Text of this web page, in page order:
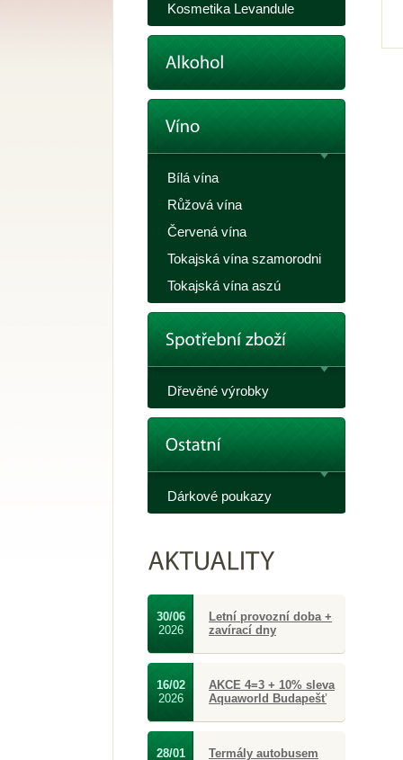
Kosmetika Levandule
Bílá vína
Růžová vína
Červená vína
Tokajská vína szamorodni
Tokajská vína aszú
Dřevěné výrobky
Dárkové poukazy
30/06
2026
Letní provozní doba +
zavírací dny
16/02
2026
AKCE 4=3 + 10% sleva
Aquaworld Budapešť
28/01 Termály autobusem